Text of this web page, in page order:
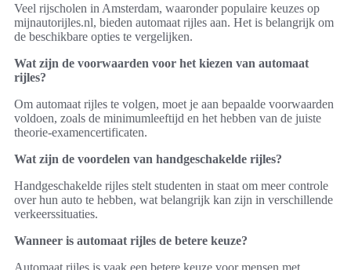
Veel rijscholen in Amsterdam, waaronder populaire keuzes op
mijnautorijles.nl, bieden automaat rijles aan. Het is belangrijk om
de beschikbare opties te vergelijken.
Wat zijn de voorwaarden voor het kiezen van automaat
rijles?
Om automaat rijles te volgen, moet je aan bepaalde voorwaarden
voldoen, zoals de minimumleeftijd en het hebben van de juiste
theorie-examencertificaten.
Wat zijn de voordelen van handgeschakelde rijles?
Handgeschakelde rijles stelt studenten in staat om meer controle
over hun auto te hebben, wat belangrijk kan zijn in verschillende
verkeerssituaties.
Wanneer is automaat rijles de betere keuze?
Automaat rijles is vaak een betere keuze voor mensen met